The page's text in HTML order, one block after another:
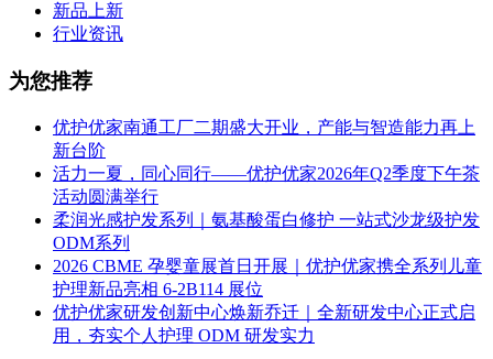
新品上新
行业资讯
为您推荐
优护优家南通工厂二期盛大开业，产能与智造能力再上
新台阶
活力一夏，同心同行——优护优家2026年Q2季度下午茶
活动圆满举行
柔润光感护发系列｜氨基酸蛋白修护 一站式沙龙级护发
ODM系列
2026 CBME 孕婴童展首日开展｜优护优家携全系列儿童
护理新品亮相 6-2B114 展位
优护优家研发创新中心焕新乔迁｜全新研发中心正式启
用，夯实个人护理 ODM 研发实力